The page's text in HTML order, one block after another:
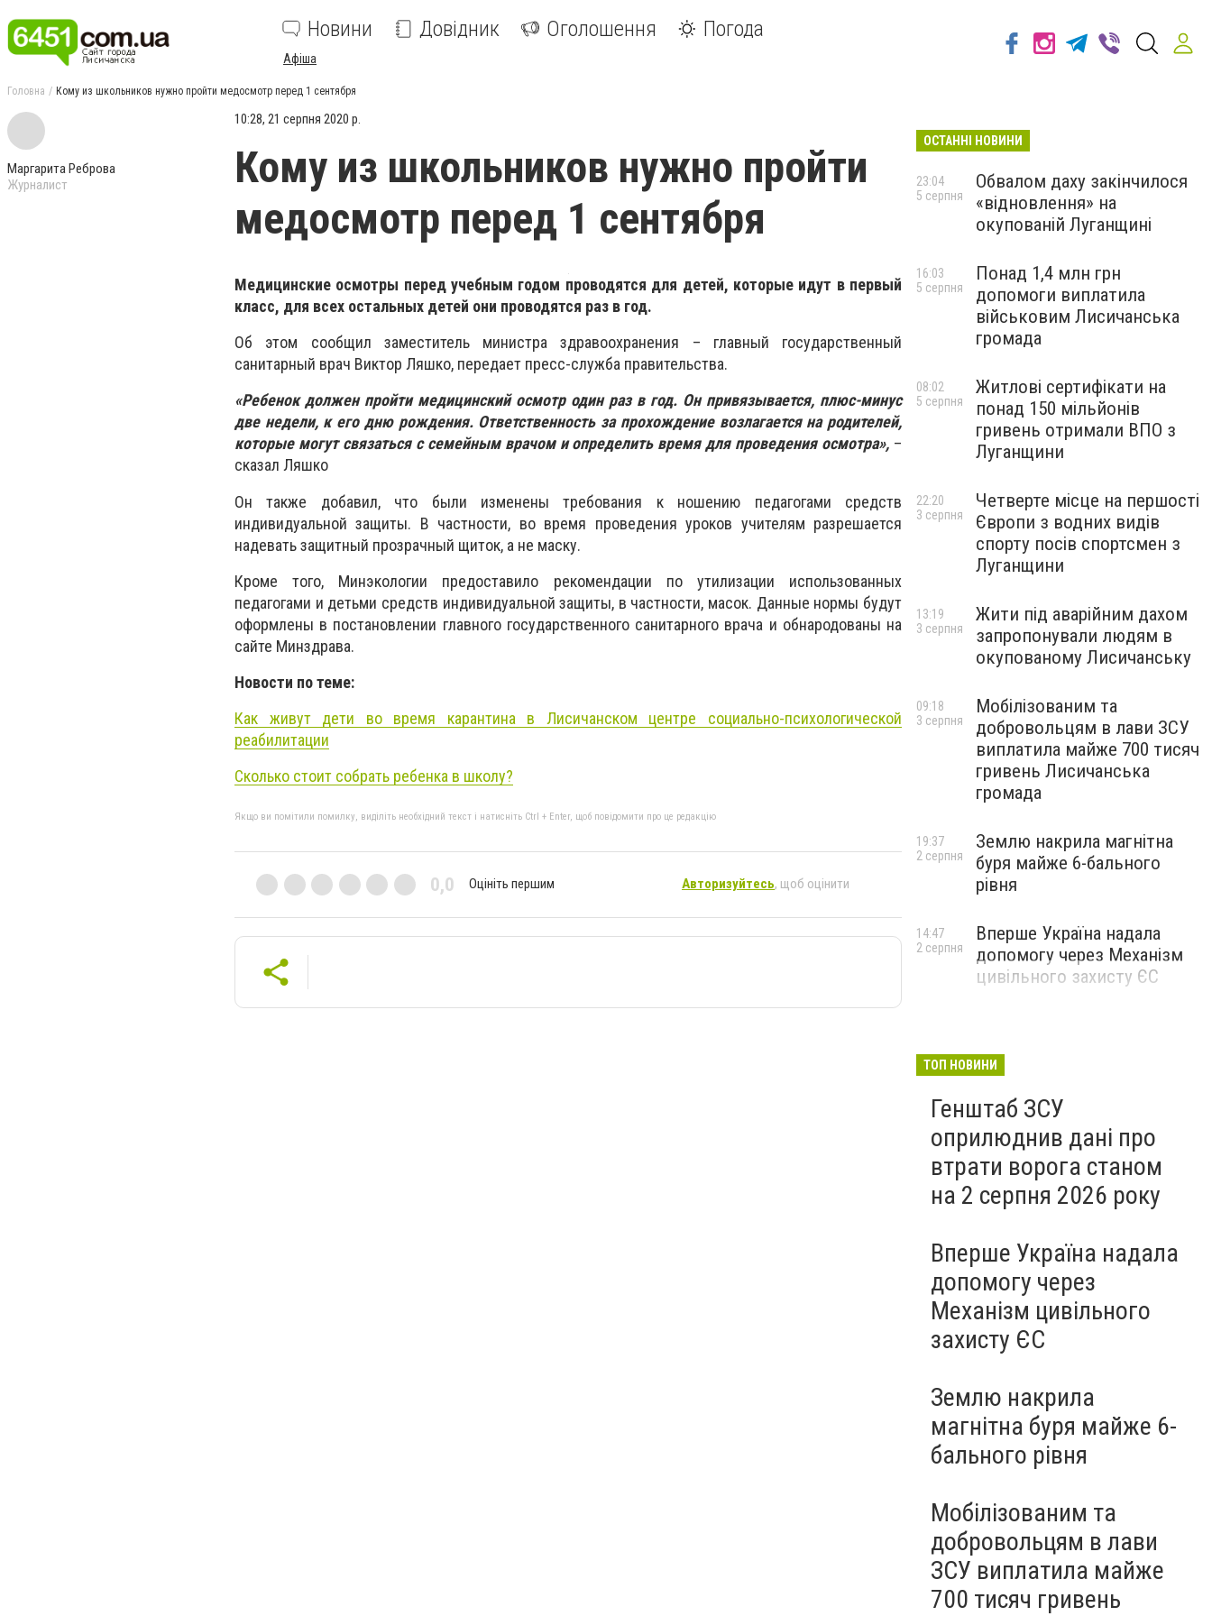
Новини Довідник Оголошення Погода
Афіша
Головна Кому из школьников нужно пройти медосмотр перед 1 сентября
Маргарита Реброва
Журналист
10:28, 21 серпня 2020 р.
Кому из школьников нужно пройти
медосмотр перед 1 сентября
Медицинские осмотры перед учебным годом проводятся для детей, которые идут в первый
класс, для всех остальных детей они проводятся раз в год.
Об этом сообщил заместитель министра здравоохранения – главный государственный
санитарный врач Виктор Ляшко, передает пресс-служба правительства.
«Ребенок должен пройти медицинский осмотр один раз в год. Он привязывается, плюс-минус
две недели, к его дню рождения. Ответственность за прохождение возлагается на родителей,
которые могут связаться с семейным врачом и определить время для проведения осмотра», –
сказал Ляшко
Он также добавил, что были изменены требования к ношению педагогами средств
индивидуальной защиты. В частности, во время проведения уроков учителям разрешается
надевать защитный прозрачный щиток, а не маску.
Кроме того, Минэкологии предоставило рекомендации по утилизации использованных
педагогами и детьми средств индивидуальной защиты, в частности, масок. Данные нормы будут
оформлены в постановлении главного государственного санитарного врача и обнародованы на
сайте Минздрава.
Новости по теме:
Как живут дети во время карантина в Лисичанском центре социально-психологической
реабилитации
Сколько стоит собрать ребенка в школу?
Якщо ви помітили помилку, виділіть необхідний текст і натисніть Ctrl + Enter, щоб повідомити про це редакцію
0,0 Оцініть першим Авторизуйтесь, щоб оцінити
ОСТАННІ НОВИНИ
Обвалом даху закінчилося
«відновлення» на
окупованій Луганщині
23:04
5 серпня
Понад 1,4 млн грн
допомоги виплатила
військовим Лисичанська
громада
16:03
5 серпня
Житлові сертифікати на
понад 150 мільйонів
гривень отримали ВПО з
Луганщини
08:02
5 серпня
Четверте місце на першості
Європи з водних видів
спорту посів спортсмен з
Луганщини
22:20
3 серпня
Жити під аварійним дахом
запропонували людям в
окупованому Лисичанську
13:19
3 серпня
Мобілізованим та
добровольцям в лави ЗСУ
виплатила майже 700 тисяч
гривень Лисичанська
громада
09:18
3 серпня
Землю накрила магнітна
буря майже 6-бального
рівня
19:37
2 серпня
Вперше Україна надала
допомогу через Механізм
цивільного захисту ЄС
14:47
2 серпня
ТОП НОВИНИ
Генштаб ЗСУ
оприлюднив дані про
втрати ворога станом
на 2 серпня 2026 року
Вперше Україна надала
допомогу через
Механізм цивільного
захисту ЄС
Землю накрила
магнітна буря майже 6-
бального рівня
Мобілізованим та
добровольцям в лави
ЗСУ виплатила майже
700 тисяч гривень